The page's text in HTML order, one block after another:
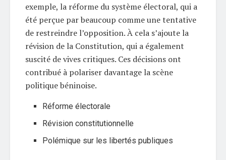
exemple, la réforme du système électoral, qui a
été perçue par beaucoup comme une tentative
de restreindre l’opposition. À cela s’ajoute la
révision de la Constitution, qui a également
suscité de vives critiques. Ces décisions ont
contribué à polariser davantage la scène
politique béninoise.
Réforme électorale
Révision constitutionnelle
Polémique sur les libertés publiques